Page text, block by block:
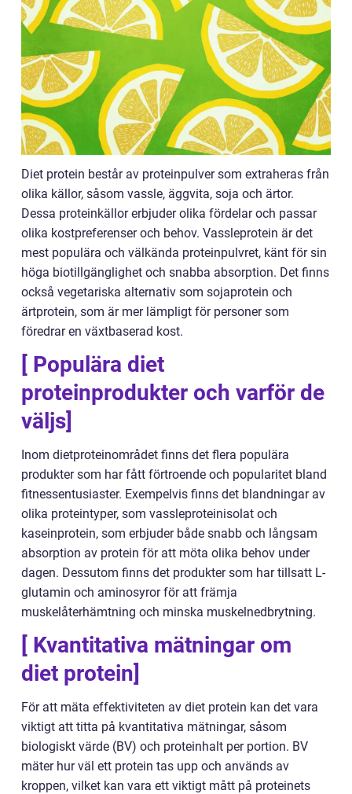
Diet protein består av proteinpulver som extraheras från
olika källor, såsom vassle, äggvita, soja och ärtor.
Dessa proteinkällor erbjuder olika fördelar och passar
olika kostpreferenser och behov. Vassleprotein är det
mest populära och välkända proteinpulvret, känt för sin
höga biotillgänglighet och snabba absorption. Det finns
också vegetariska alternativ som sojaprotein och
ärtprotein, som är mer lämpligt för personer som
föredrar en växtbaserad kost.
[ Populära diet
proteinprodukter och varför de
väljs]
Inom dietproteinområdet finns det flera populära
produkter som har fått förtroende och popularitet bland
fitnessentusiaster. Exempelvis finns det blandningar av
olika proteintyper, som vassleproteinisolat och
kaseinprotein, som erbjuder både snabb och långsam
absorption av protein för att möta olika behov under
dagen. Dessutom finns det produkter som har tillsatt L-
glutamin och aminosyror för att främja
muskelåterhämtning och minska muskelnedbrytning.
[ Kvantitativa mätningar om
diet protein]
För att mäta effektiviteten av diet protein kan det vara
viktigt att titta på kvantitativa mätningar, såsom
biologiskt värde (BV) och proteinhalt per portion. BV
mäter hur väl ett protein tas upp och används av
kroppen, vilket kan vara ett viktigt mått på proteinets